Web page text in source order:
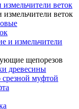
веток
веток
и измельчители
щепорезов
древесины
муфтой